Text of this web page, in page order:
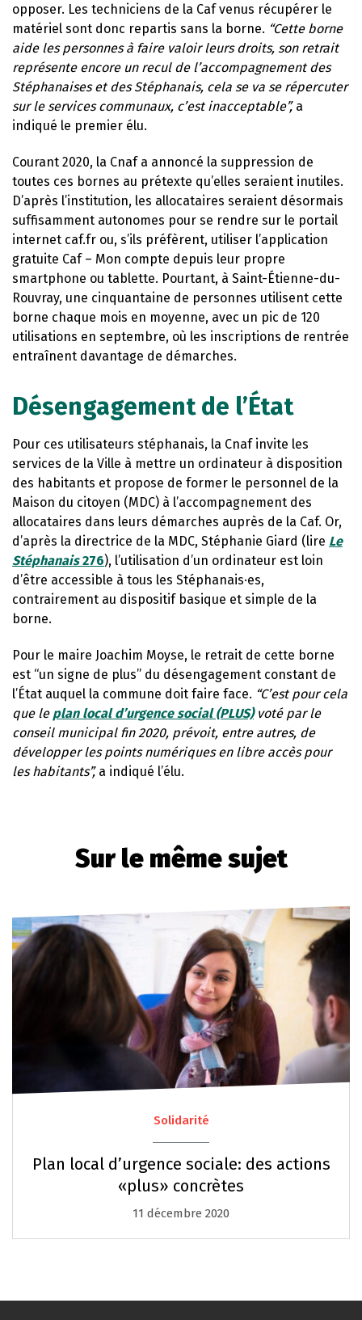
opposer. Les techniciens de la Caf venus récupérer le
matériel sont donc repartis sans la borne. “Cette borne
aide les personnes à faire valoir leurs droits, son retrait
représente encore un recul de l’accompagnement des
Stéphanaises et des Stéphanais, cela se va se répercuter
sur le services communaux, c’est inacceptable”,a
indiqué le premier élu.
Courant 2020, la Cnaf a annoncé la suppression de
toutes ces bornes au prétexte qu’elles seraient inutiles.
D’après l’institution, les allocataires seraient désormais
suffisamment autonomes pour se rendre sur le portail
internet caf.fr ou, s’ils préfèrent, utiliser l’application
gratuite Caf – Mon compte depuis leur propre
smartphone ou tablette. Pourtant, à Saint-Étienne-du-
Rouvray, une cinquantaine de personnes utilisent cette
borne chaque mois en moyenne, avec un pic de 120
utilisations en septembre, où les inscriptions de rentrée
entraînent davantage de démarches.
Désengagement de l’État
Pour ces utilisateurs stéphanais, la Cnaf invite les
services de la Ville à mettre un ordinateur à disposition
des habitants et propose de former le personnel de la
Maison du citoyen (MDC) à l’accompagnement des
allocataires dans leurs démarches auprès de la Caf. Or,
d’après la directrice de la MDC, Stéphanie Giard (lire Le
Stéphanais276), l’utilisation d’un ordinateur est loin
d’être accessible à tous les Stéphanais·es,
contrairement au dispositif basique et simple de la
borne.
Pour le maire Joachim Moyse, le retrait de cette borne
est “un signe de plus” du désengagement constant de
l’État auquel la commune doit faire face. “C’est pour cela
que le plan local d’urgence social (PLUS)voté par le
conseil municipal fin 2020, prévoit, entre autres, de
développer les points numériques en libre accès pour
les habitants”,a indiqué l’élu.
Sur le même sujet
Solidarité
Plan local d’urgence sociale: des actions
«plus» concrètes
11 décembre 2020